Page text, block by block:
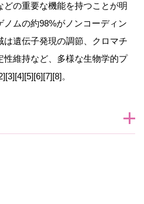
の重要な機能を持つことが明
ムの約98%がノンコーディン
遺伝子発現の調節、クロマチ
性維持など、多様な生物学的プ
。